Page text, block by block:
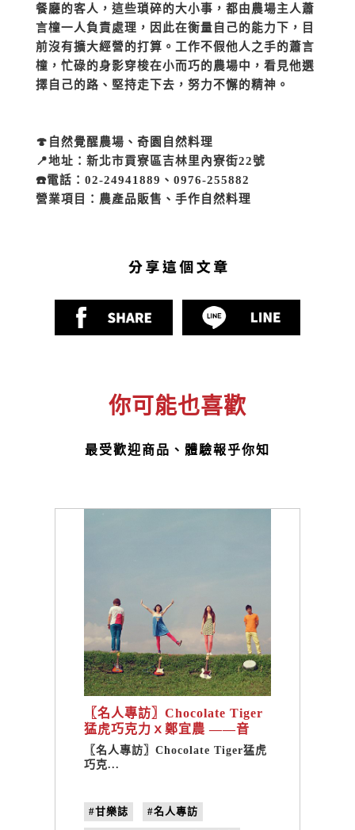
餐廳的客人，這些瑣碎的大小事，都由農場主人蕭
言橦一人負責處理，因此在衡量自己的能力下，目
前沒有擴大經營的打算。工作不假他人之手的蕭言
橦，忙碌的身影穿梭在小而巧的農場中，看見他選
擇自己的路、堅持走下去，努力不懈的精神。
🍄自然覺醒農場、奇園自然料理
📍地址：新北市貢寮區吉林里內寮街22號
☎️電話：02-24941889、0976-255882
營業項目：農產品販售、手作自然料理
你可能也喜歡
最受歡迎商品、體驗報乎你知
〖名人專訪〗Chocolate Tiger
猛虎巧克力ｘ鄭宜農 ——音
樂，一場場邂逅。
〖名人專訪〗Chocolate Tiger猛虎
巧克...
#甘樂誌 #名人專訪